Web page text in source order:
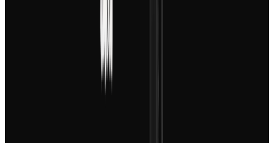
générée, vous accédez à l'éditeur où vous pouvez
choisir parmi notre bibliothèque de musiques libres de
droits ou télécharger votre propre fichier audio pour
accompagner parfaitement l'animation visuelle.
Quel est le format des vidéos générées ?